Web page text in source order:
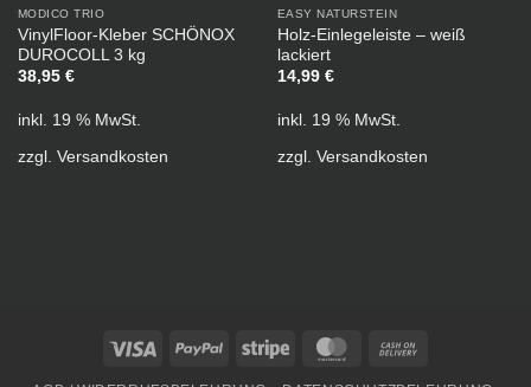
MODICO TRIO
VinylFloor-Kleber SCHÖNOX
DUROCOLL 3 kg
38,95 €
inkl. 19 % MwSt.
zzgl. Versandkosten
EASY NATURSTEIN
Holz-Einlegeleiste – weiß
lackiert
14,99 €
inkl. 19 % MwSt.
zzgl. Versandkosten
Visa PayPal Stripe MasterCard